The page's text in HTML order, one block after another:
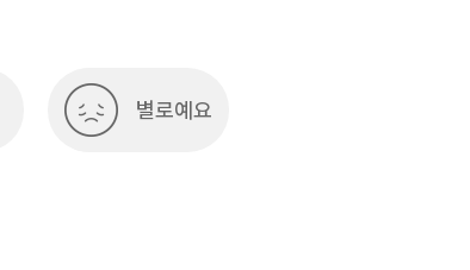
별로예요